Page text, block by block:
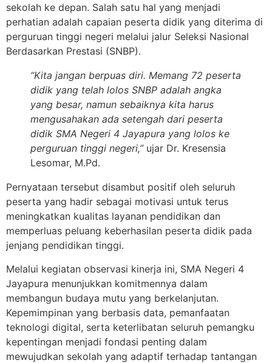
sekolah ke depan. Salah satu hal yang menjadi
perhatian adalah capaian peserta didik yang diterima di
perguruan tinggi negeri melalui jalur Seleksi Nasional
Berdasarkan Prestasi (SNBP).
“Kita jangan berpuas diri. Memang 72 peserta
didik yang telah lolos SNBP adalah angka
yang besar, namun sebaiknya kita harus
mengusahakan ada setengah dari peserta
didik SMA Negeri 4 Jayapura yang lolos ke
perguruan tinggi negeri,”ujar Dr. Kresensia
Lesomar, M.Pd.
Pernyataan tersebut disambut positif oleh seluruh
peserta yang hadir sebagai motivasi untuk terus
meningkatkan kualitas layanan pendidikan dan
memperluas peluang keberhasilan peserta didik pada
jenjang pendidikan tinggi.
Melalui kegiatan observasi kinerja ini, SMA Negeri 4
Jayapura menunjukkan komitmennya dalam
membangun budaya mutu yang berkelanjutan.
Kepemimpinan yang berbasis data, pemanfaatan
teknologi digital, serta keterlibatan seluruh pemangku
kepentingan menjadi fondasi penting dalam
mewujudkan sekolah yang adaptif terhadap tantangan